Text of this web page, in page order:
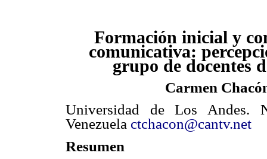
Formación inicial y
comunicativa:
grupo de docentes
Carmen
Universidad de Los Andes.
Venezuela ctchacon@cantv.net
Resumen